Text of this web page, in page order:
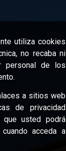
utiliza cookies
no recaba ni
personal de los
a sitios web
de privacidad
usted podrá
acceda a